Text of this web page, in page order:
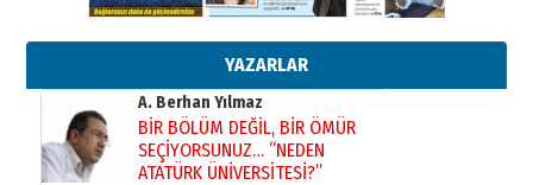
YAZARLAR
Bir fotoğraf, bir şehir, bir
A. Berhan Yılmaz
BİR BÖLÜM DEĞİL, BİR ÖMÜR
SEÇİYORSUNUZ… “NEDEN
ATATÜRK ÜNİVERSİTESİ?”